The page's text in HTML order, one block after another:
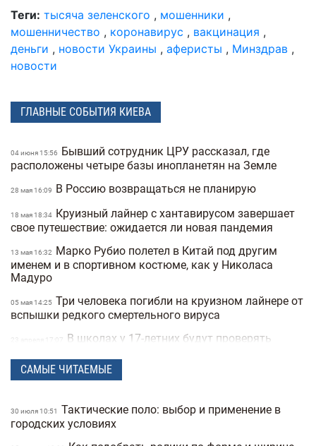
Теги: тысяча зеленского , мошенники ,
мошенничество , коронавирус , вакцинация ,
деньги , новости Украины , аферисты , Минздрав ,
новости
ГЛАВНЫЕ СОБЫТИЯ КИЕВА
04 июня 15:56
Бывший сотрудник ЦРУ рассказал, где
расположены четыре базы инопланетян на Земле
28 мая 16:09 В Россию возвращаться не планирую
18 мая 18:34 Круизный лайнер с хантавирусом завершает
свое путешествие: ожидается ли новая пандемия
13 мая 16:32
Марко Рубио полетел в Китай под другим
именем и в спортивном костюме, как у Николаса
Мадуро
05 мая 14:25 Три человека погибли на круизном лайнере от
вспышки редкого смертельного вируса
23 апреля 17:07
В школах у 17-летних будут проверять
Полиция Мексики несколько дней не могла
21 апреля 16:19 "Не спасайте меня, помогите папе" —
прокуратура показала видео с полицейских
видеорегистраторов во время теракта в Киеве
САМЫЕ ЧИТАЕМЫЕ
30 июля 10:51
Тактические поло: выбор и применение в
городских условиях